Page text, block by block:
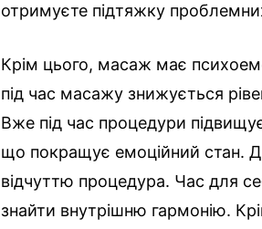
отримуєте підтяжку
Крім цього, масаж має
під час масажу знижується
Вже під час процедури
що покращує емоційний стан.
відчуттю процедура. Час для
знайти внутрішню гармонію.